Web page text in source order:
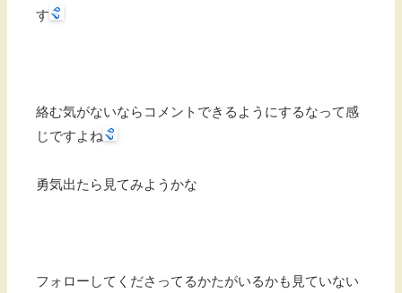
す
絡む気がないならコメントできるようにするなって感
じですよね
勇気出たら見てみようかな
フォローしてくださってるかたがいるかも見ていない